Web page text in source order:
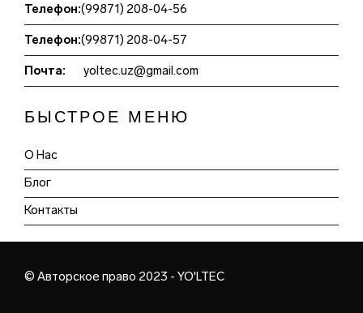
Телефон:(99871) 208-04-56
Телефон:(99871) 208-04-57
Почта: yoltec.uz@gmail.com
БЫСТРОЕ МЕНЮ
О Нас
Блог
Контакты
© Авторское право 2023 - YO'LTEC